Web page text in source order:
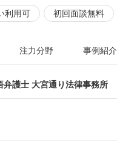
利用可 初回面談無料
注力分野 事例紹介
護士 大宮通り法律事務所